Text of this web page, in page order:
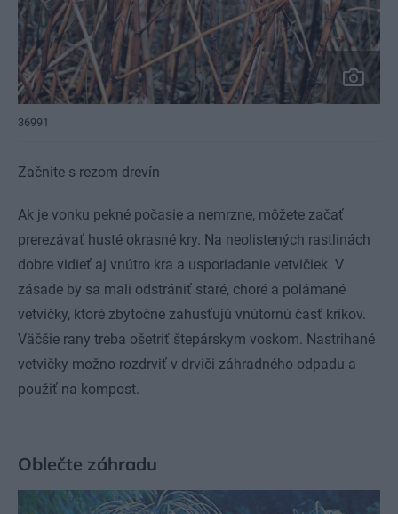
36991
Začnite s rezom drevín
Ak je vonku pekné počasie a nemrzne, môžete začať
prerezávať husté okrasné kry. Na neolistených rastlinách
dobre vidieť aj vnútro kra a usporiadanie vetvičiek. V
zásade by sa mali odstrániť staré, choré a polámané
vetvičky, ktoré zbytočne zahusťujú vnútornú časť kríkov.
Väčšie rany treba ošetriť štepárskym voskom. Nastrihané
vetvičky možno rozdrviť v drviči záhradného odpadu a
použiť na kompost.
Oblečte záhradu